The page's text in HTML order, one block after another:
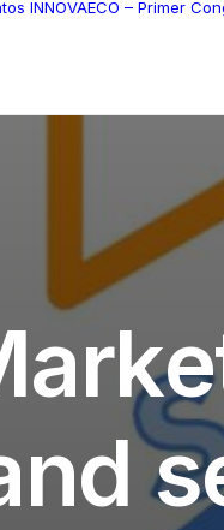
INNOVAECO – Primer
arke
nd s